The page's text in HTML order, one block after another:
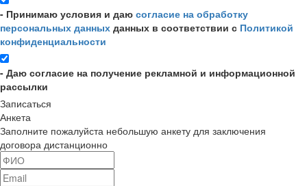
- Принимаю условия и даю согласие на обработку
персональных данных данных в соответствии с Политикой
конфиденциальности
- Даю согласие на получение рекламной и информационной
рассылки
Записаться
Анкета
Заполните пожалуйста небольшую анкету для заключения
договора дистанционно